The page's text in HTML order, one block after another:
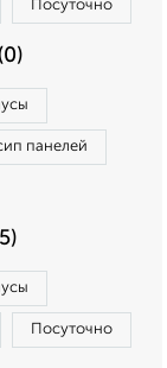
Посуточно
панелей
Посуточно